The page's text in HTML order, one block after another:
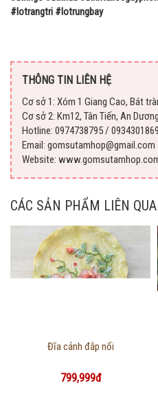
#lotrangtri #lotrungbay
THÔNG TIN LIÊN HỆ
Cơ sở 1: Xóm 1 Giang Cao, Bát
Cơ sở 2: Km12, Tân Tiến, An
Hotline: 0974738795 / 0934301869
Email: gomsutamhop@gmail.com
Website:
CÁC SẢN PHẨM LIÊN
Thông tin chi tiết
Đĩa cảnh đắp nổi
799,999đ